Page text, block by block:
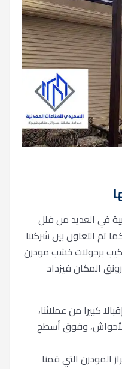
في العديد من فلل
التعاون بين شركتنا
برجولات خشب مودرن
المكان فيزداد
كبيرا من عملائنا،
الأحواش، وفوق أسطح
المودرن التي قمنا